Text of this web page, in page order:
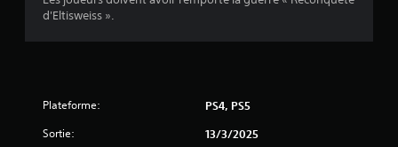
d'Eltisweiss ».
Plateforme: PS4, PS5
Sortie: 13/3/2025